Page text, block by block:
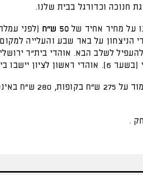
חנוכה וכדורגל בבית שלנו.
על מחיר אחיד של50 ש"ח
(לפני
הניצחון על באר שבע והעלייה
לשלב הבא. אוהדי בית"ר
הצפון מערבי.
כרטיס ליציע הכבוד
.